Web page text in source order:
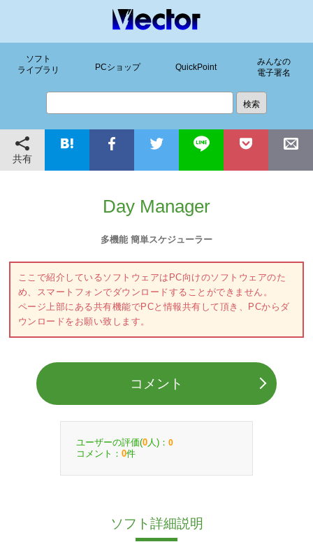
ソフト
ライブラリ
PCショップ QuickPoint
みんなの
電子署名
共有
Day Manager
多機能 簡単スケジューラー
ここで紹介しているソフトウェアはPC向けのソフトウェアのた
め、スマートフォンでダウンロードすることができません。
ページ上部にある共有機能でPCと情報共有して頂き、PCからダ
ウンロードをお願い致します。
コメント
ユーザーの評価(0 人)： 0
コメント： 0件
ソフト詳細説明